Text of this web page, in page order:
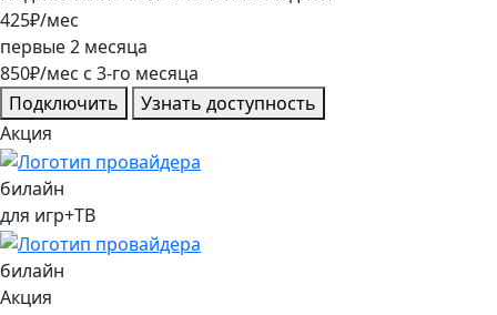
425₽/мес
первые2 месяца
850₽/мес c 3-го месяца
Подключить
Узнать доступность
Акция
билайн
для игр+ТВ
билайн
Акция